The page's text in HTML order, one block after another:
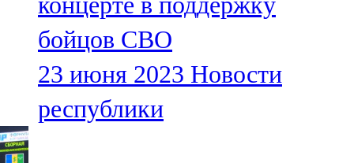
107,8 FM
Теләче
106,1 FM
Түбән Кама
бойцов СВО
23 июня 2023 Новости
республики